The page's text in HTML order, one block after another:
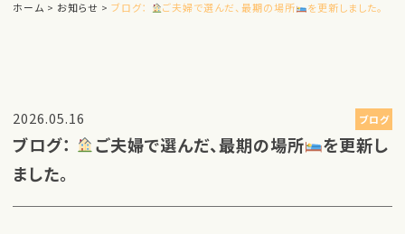
ホーム > お知らせ > ブログ： ご夫婦で選んだ、最期の場所 を更新しました。
2026.05.16 ブログ
ブログ： ご夫婦で選んだ、最期の場所
を更新し
ました。